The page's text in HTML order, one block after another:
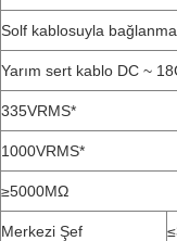
Solf kablosuyla
Yarım sert kablo DC ~
335VRMS*
1000VRMS*
≥5000MΩ
Merkezi Şef